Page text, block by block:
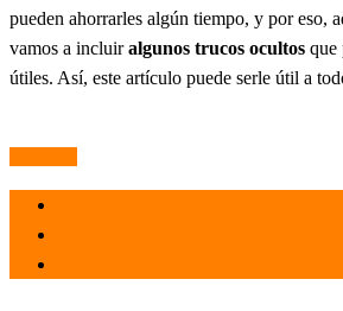
pueden ahorrarles algún tiempo, y por eso,
vamos a incluiralgunos trucos ocultos que
útiles. Así, este artículo puede serle útil a